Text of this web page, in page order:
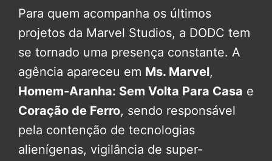
Para quem acompanha os últimos
projetos da Marvel Studios, a DODC tem
se tornado uma presença constante. A
agência apareceu em Ms. Marvel,
Homem-Aranha: Sem Volta Para Casa e
Coração de Ferro, sendo responsável
pela contenção de tecnologias
alienígenas, vigilância de super-